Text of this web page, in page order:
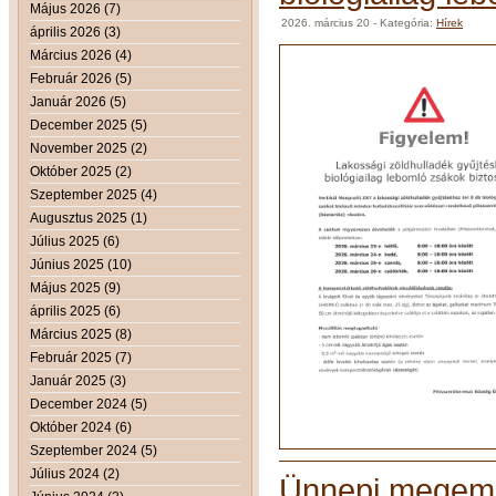
Május 2026 (7)
április 2026 (3)
Március 2026 (4)
Február 2026 (5)
Január 2026 (5)
December 2025 (5)
November 2025 (2)
Október 2025 (2)
Szeptember 2025 (4)
Augusztus 2025 (1)
Július 2025 (6)
Június 2025 (10)
Május 2025 (9)
április 2025 (6)
Március 2025 (8)
Február 2025 (7)
Január 2025 (3)
December 2024 (5)
Október 2024 (6)
Szeptember 2024 (5)
Július 2024 (2)
2026. március 20 - Kategória: Hírek